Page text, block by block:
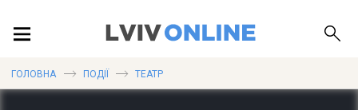
ГОЛОВНА ПОДІЇ ТЕАТР